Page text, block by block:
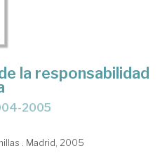
la responsabilidad
2005
. Madrid, 2005